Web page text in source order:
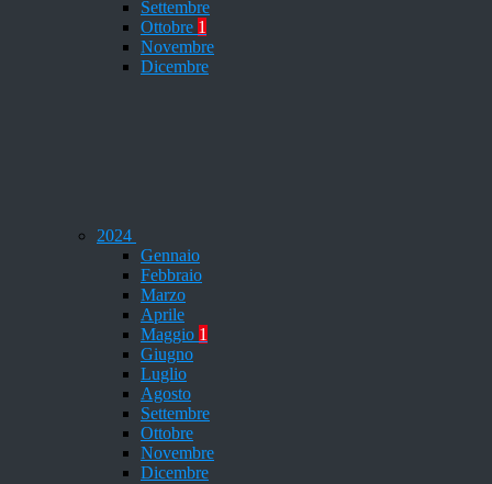
Settembre
Ottobre 1
Novembre
Dicembre
2024
Gennaio
Febbraio
Marzo
Aprile
Maggio 1
Giugno
Luglio
Agosto
Settembre
Ottobre
Novembre
Dicembre